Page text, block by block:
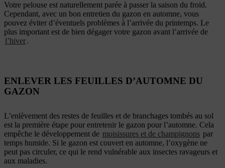
Votre pelouse est naturellement parée à passer la saison du froid.
Cependant, avec un bon entretien du gazon en automne, vous
pouvez éviter d’éventuels problèmes à l’arrivée du printemps. Le
plus important est de bien dégager votre gazon avant l’arrivée de
l’hiver.
ENLEVER LES FEUILLES D’AUTOMNE DU
GAZON
L’enlèvement des restes de feuilles et de branchages tombés au sol
est la première étape pour entretenir le gazon pour l’automne. Cela
empêche le développement de moisissures et de champignons par
temps humide. Si le gazon est couvert en automne, l’oxygène ne
peut pas circuler, ce qui le rend vulnérable aux insectes ravageurs et
aux maladies.